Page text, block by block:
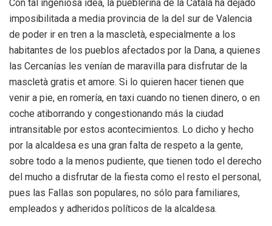
Con tal ingeniosa idea, la pueblerina de la Catalá ha dejado
imposibilitada a media provincia de la del sur de Valencia
de poder ir en tren a la mascletà, especialmente a los
habitantes de los pueblos afectados por la Dana, a quienes
las Cercanías les venían de maravilla para disfrutar de la
mascletà gratis et amore. Si lo quieren hacer tienen que
venir a pie, en romería, en taxi cuando no tienen dinero, o en
coche atiborrando y congestionando más la ciudad
intransitable por estos acontecimientos. Lo dicho y hecho
por la alcaldesa es una gran falta de respeto a la gente,
sobre todo a la menos pudiente, que tienen todo el derecho
del mucho a disfrutar de la fiesta como el resto el personal,
pues las Fallas son populares, no sólo para familiares,
empleados y adheridos políticos de la alcaldesa.